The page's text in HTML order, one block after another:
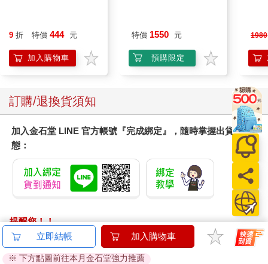
9 折 特價 444 元
加入購物車
特價 1550 元
預購限定
1980
訂購/退換貨須知
加入金石堂 LINE 官方帳號『完成綁定』，隨時掌握出貨動
態：
提醒您！！
金石堂及銀行均不會請您操作ATM! 如接獲電話要求您前往
ATM提款機，請不要聽從指示，以免受騙上當！
立即結帳 加入購物車
※ 下方點圖前往本月金石堂強力推薦